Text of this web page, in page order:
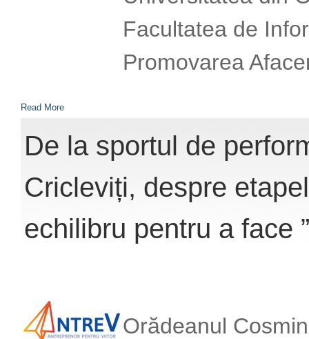
Facultatea de
Promovarea
Read More
De la sportul de
Cricleviți, despre
echilibru pentru a face
Orădeanul